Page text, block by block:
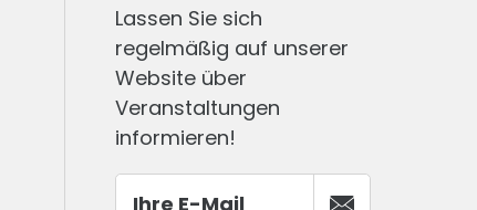
Lassen Sie sich
regelmäßig auf unserer
Website über
Veranstaltungen
informieren!